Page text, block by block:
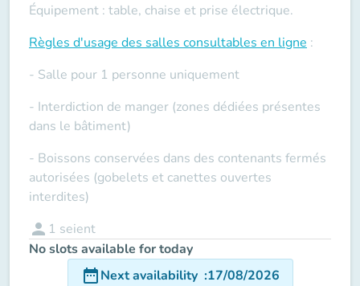
Équipement : table, chaise et prise électrique.
Règles d'usage des salles consultables en ligne :
- Salle pour 1 personne uniquement
- Interdiction de manger (zones dédiées présentes
dans le bâtiment)
- Boissons conservées dans des contenants fermés
autorisées (gobelets et canettes ouvertes
interdites)
person 1 seient
No slots available for today
date_rangeNext availability :17/08/2026